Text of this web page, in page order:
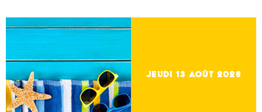
jeudi 13 Août 2026